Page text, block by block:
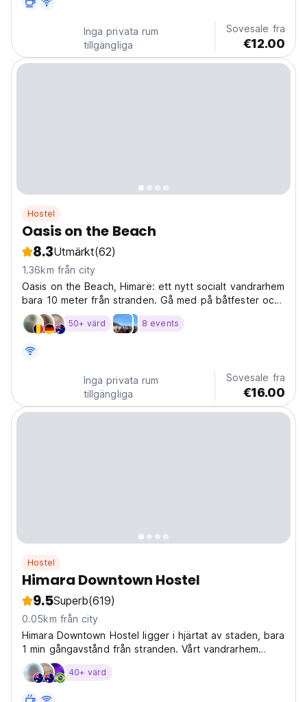
along...
Inga privata rum
tillgängliga
Sovesale fra
€12.00
Hostel
Oasis on the Beach
8.3Utmärkt(62)
1.36km från city
Oasis on the Beach, Himarë: ett nytt socialt vandrarhem
bara 10 meter från stranden. Gå med på båtfester och
karaoke -kvällar, perfekt för roliga soloresenärer!
(Auto-translated from original language)
50+ värd 8 events
Inga privata rum
tillgängliga
Sovesale fra
€16.00
Hostel
Himara Downtown Hostel
9.5Superb(619)
0.05km från city
Himara Downtown Hostel ligger i hjärtat av staden, bara
1 min gångavstånd från stranden. Vårt vandrarhem
erbjuder en bekväm, ren och budgetvistelse i en varm
och vänlig atmosfär.
40+ värd